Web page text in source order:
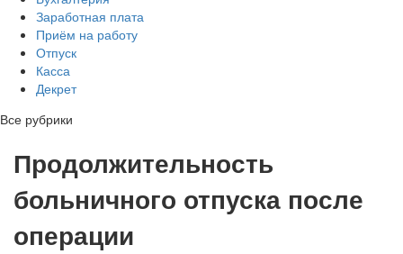
Заработная плата
Приём на работу
Отпуск
Касса
Декрет
Все рубрики
Продолжительность
больничного отпуска после
операции